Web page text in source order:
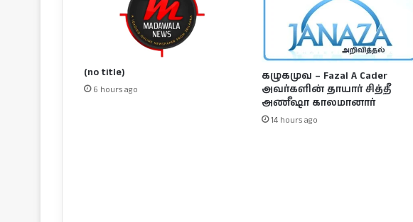
(no title)
6 hours ago
கழுகமுவ – Fazal A Cader
அவர்களின் தாயார் சித்தீ
அணீஷா காலமானார்
14 hours ago